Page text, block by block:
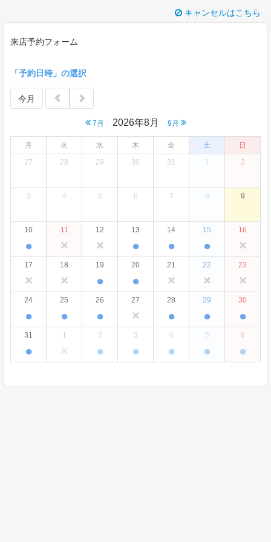
キャンセルはこちら
来店予約フォーム
「予約日時」の選択
今月
7月 2026年8月 9月
月 火 水 木 金 土
日
27
28 29 30 31 1 2
3 4 5 6 7 8 9
10
●
11
×
12
×
13
●
14
●
15
●
16
×
17
×
18
×
19
●
20
●
21
×
22
×
23
×
24
●
25
●
26
●
27
×
28
●
29
●
30
●
31
●
1
×
2
●
3
●
4
●
5
●
6
●